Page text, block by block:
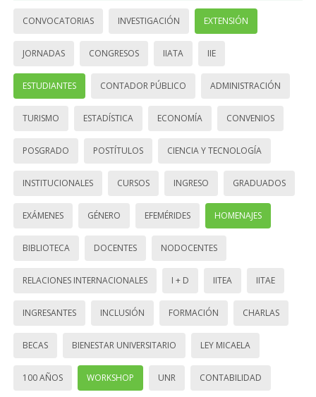
CONVOCATORIAS INVESTIGACIÓN EXTENSIÓN
JORNADAS CONGRESOS IIATA IIE
ESTUDIANTES CONTADOR PÚBLICO ADMINISTRACIÓN
TURISMO ESTADÍSTICA ECONOMÍA CONVENIOS
POSGRADO POSTÍTULOS CIENCIA Y TECNOLOGÍA
INSTITUCIONALES CURSOS INGRESO GRADUADOS
EXÁMENES GÉNERO EFEMÉRIDES HOMENAJES
BIBLIOTECA DOCENTES NODOCENTES
RELACIONES INTERNACIONALES I + D IITEA IITAE
INGRESANTES INCLUSIÓN FORMACIÓN CHARLAS
BECAS BIENESTAR UNIVERSITARIO LEY MICAELA
100 AÑOS WORKSHOP UNR CONTABILIDAD